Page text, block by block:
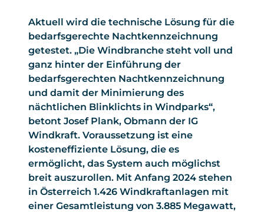
Aktuell wird die technische Lösung für die
bedarfsgerechte Nachtkennzeichnung
getestet. „Die Windbranche steht voll und
ganz hinter der Einführung der
bedarfsgerechten Nachtkennzeichnung
und damit der Minimierung des
nächtlichen Blinklichts in Windparks“,
betont Josef Plank, Obmann der IG
Windkraft. Voraussetzung ist eine
kosteneffiziente Lösung, die es
ermöglicht, das System auch möglichst
breit auszurollen. Mit Anfang 2024 stehen
in Österreich 1.426 Windkraftanlagen mit
einer Gesamtleistung von 3.885 Megawatt,